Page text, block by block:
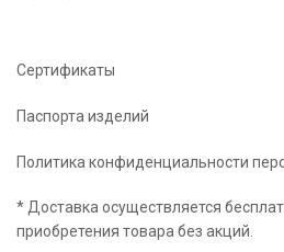
Сертификаты
Паспорта изделий
Политика конфиденциальности
* Доставка осуществляется
приобретения товара без акций.